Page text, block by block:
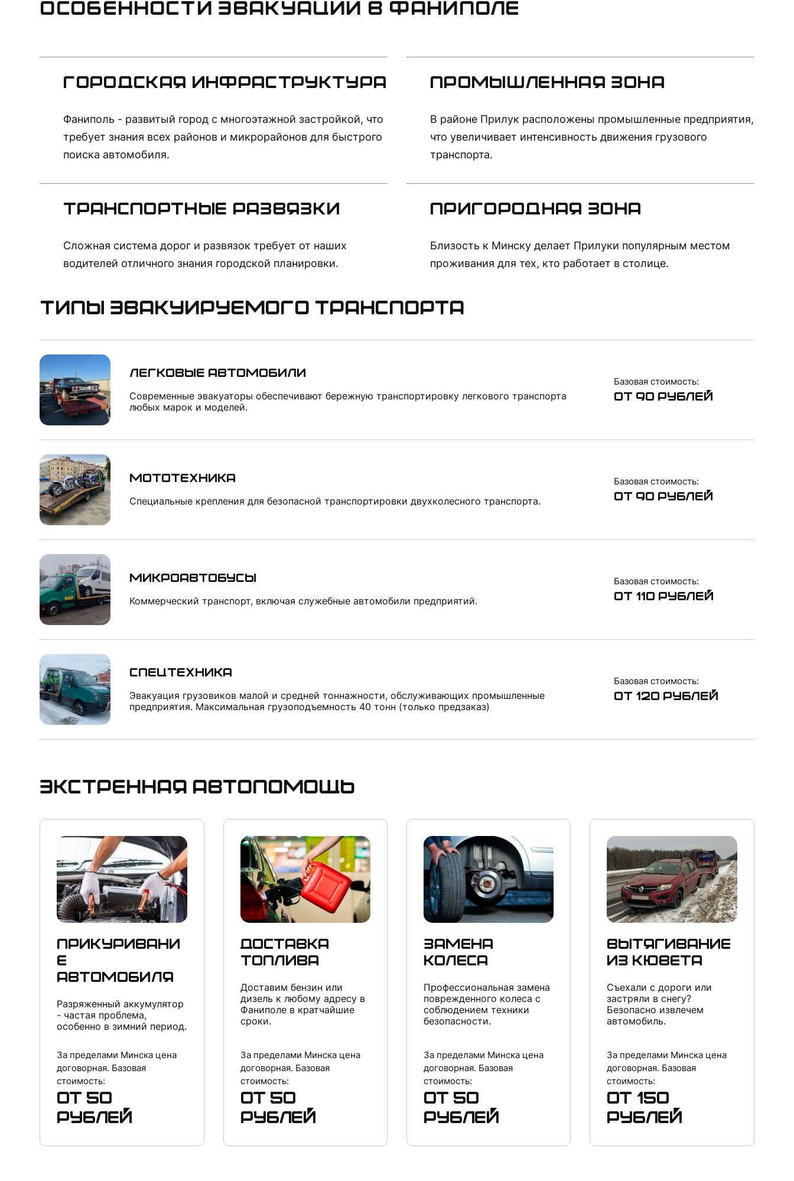
Особенности эвакуации в Фаниполе
Городская инфраструктура
Фаниполь - развитый город с многоэтажной застройкой, что
требует знания всех районов и микрорайонов для быстрого
поиска автомобиля.
Промышленная зона
В районе Прилук расположены промышленные предприятия,
что увеличивает интенсивность движения грузового
транспорта.
Транспортные развязки
Сложная система дорог и развязок требует от наших
водителей отличного знания городской планировки.
Пригородная зона
Близость к Минску делает Прилуки популярным местом
проживания для тех, кто работает в столице.
Типы эвакуируемого транспорта
Легковые автомобили
Современные эвакуаторы обеспечивают бережную транспортировку легкового транспорта
любых марок и моделей.
Базовая стоимость:
от 90 рублей
Мототехника
Специальные крепления для безопасной транспортировки двухколесного транспорта.
Базовая стоимость:
от 90 рублей
Микроавтобусы
Коммерческий транспорт, включая служебные автомобили предприятий.
Базовая стоимость:
от 110 рублей
Спецтехника
Эвакуация грузовиков малой и средней тоннажности, обслуживающих промышленные
предприятия. Максимальная грузоподъемность 40 тонн (только предзаказ)
Базовая стоимость:
от 120 рублей
Экстренная автопомощь
Прикуривани
е
автомобиля
Разряженный аккумулятор
- частая проблема,
особенно в зимний период.
За пределами Минска цена
договорная. Базовая
стоимость:
от 50
рублей
Доставка
топлива
Доставим бензин или
дизель к любому адресу в
Фаниполе в кратчайшие
сроки.
За пределами Минска цена
договорная. Базовая
стоимость:
от 50
рублей
Замена
колеса
Профессиональная замена
поврежденного колеса с
соблюдением техники
безопасности.
За пределами Минска цена
договорная. Базовая
стоимость:
от 50
рублей
Вытягивание
из кювета
Съехали с дороги или
застряли в снегу?
Безопасно извлечем
автомобиль.
За пределами Минска цена
договорная. Базовая
стоимость:
от 150
рублей